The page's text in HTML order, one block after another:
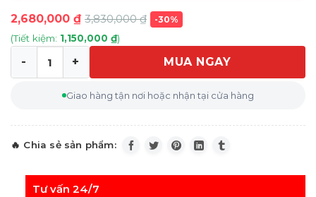
2,680,000 ₫ 3,830,000₫ -30%
(Tiết kiệm: 1,150,000 ₫)
Bàn Là Cầm Tay Tefal Pure Tex DT9530 số lượng
MUA NGAY
Giao hàng tận nơi hoặc nhận tại cửa hàng
Tư vấn 24/7